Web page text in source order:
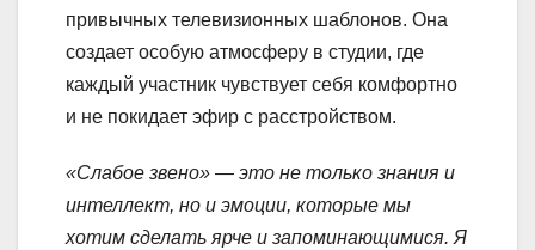
привычных телевизионных шаблонов. Она
создает особую атмосферу в студии, где
каждый участник чувствует себя комфортно
и не покидает эфир с расстройством.
«Слабое звено» — это не только знания и
интеллект, но и эмоции, которые мы
хотим сделать ярче и запоминающимися. Я